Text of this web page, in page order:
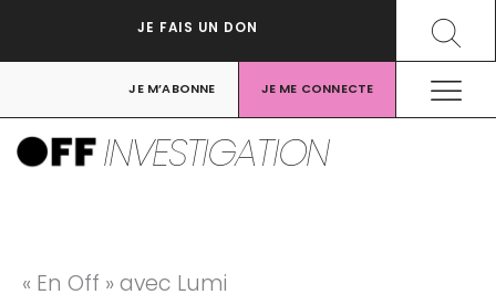
JE FAIS UN DON
JE M’ABONNE JE ME CONNECTE
INVESTIGATION
« En Off » avec Lumi